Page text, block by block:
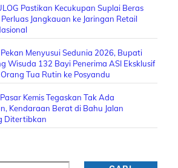
Pastikan Kecukupan Suplai Beras
Perluas Jangkauan ke Jaringan Retail
Menyusui Sedunia 2026, Bupati
Wisuda 132 Bayi Penerima ASI Eksklusif
Tua Rutin ke Posyandu
Kemis Tegaskan Tak Ada
Kendaraan Berat di Bahu Jalan
Ditertibkan